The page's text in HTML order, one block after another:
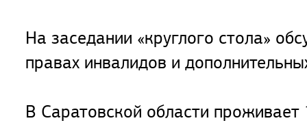
На заседании «круглого стола»
правах инвалидов и
В Саратовской области